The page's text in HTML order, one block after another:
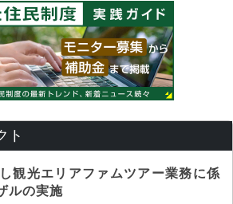
ト
観光エリアファムツアー業務に係
ルの実施